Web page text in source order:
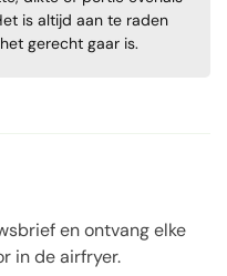
is altijd aan te raden
gerecht gaar is.
en ontvang elke
in de airfryer.